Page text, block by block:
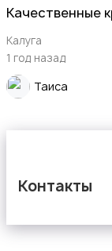
Качественные
Калуга
1 год назад
Таиса
Контакты